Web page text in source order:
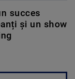
succes
și un show